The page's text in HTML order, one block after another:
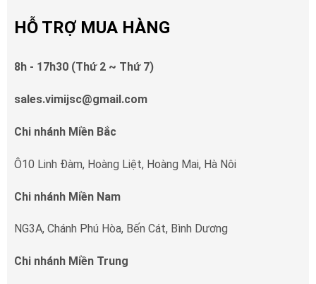
HỖ TRỢ MUA HÀNG
8h - 17h30 (Thứ 2 ~ Thứ 7)
sales.vimijsc@gmail.com
Chi nhánh Miền Bắc
Ô10 Linh Đàm, Hoàng Liệt, Hoàng Mai, Hà Nôi
Chi nhánh Miền Nam
NG3A, Chánh Phú Hòa, Bến Cát, Bình Dương
Chi nhánh Miền Trung